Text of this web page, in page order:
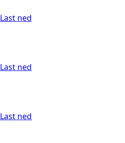
Last ned
Last ned
Last ned